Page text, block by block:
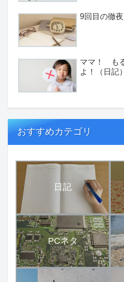
9回目の徹夜
ママ！ も
よ！（日記）
おすすめカテゴリ
日記
PCネタ